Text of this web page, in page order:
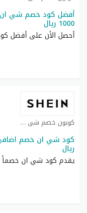
1000 ريال
أحصل الأن على أفضل كود
كوبون خصم شي ان كوبون
ريال
يقدم كود شي ان خصماً